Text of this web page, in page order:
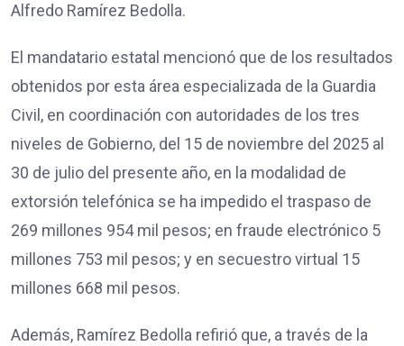
Alfredo Ramírez Bedolla.
El mandatario estatal mencionó que de los resultados
obtenidos por esta área especializada de la Guardia
Civil, en coordinación con autoridades de los tres
niveles de Gobierno, del 15 de noviembre del 2025 al
30 de julio del presente año, en la modalidad de
extorsión telefónica se ha impedido el traspaso de
269 millones 954 mil pesos; en fraude electrónico 5
millones 753 mil pesos; y en secuestro virtual 15
millones 668 mil pesos.
Además, Ramírez Bedolla refirió que, a través de la